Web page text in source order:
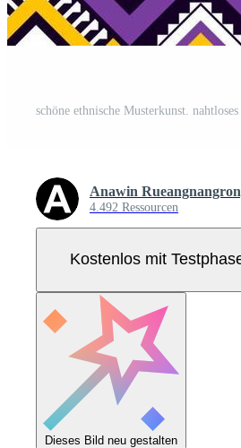
Anawin
4.492 Ressourcen
Kostenlos mit
Dieses Bild neu gestalten